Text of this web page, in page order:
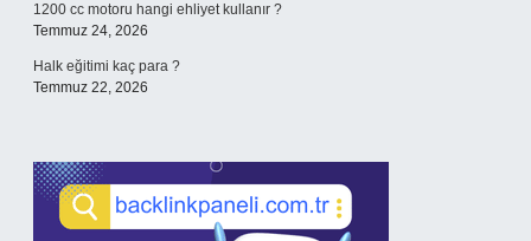
1200 cc motoru hangi ehliyet kullanır ?
Temmuz 24, 2026
Halk eğitimi kaç para ?
Temmuz 22, 2026